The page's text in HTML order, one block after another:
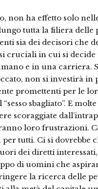
non ha effetto solo
tutta la filiera delle
sia dei decisori che
cruciali in cui si
e in una carriera.
non si investirà in
promettenti per le
sbagliato”. E
scoraggiate
loro frustrazioni.
per tutti. Ci si dovrebbe
dei diretti
di uomini che
la ricerca delle